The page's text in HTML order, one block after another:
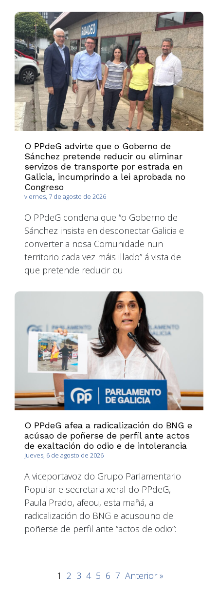
O PPdeG advirte que o Goberno de
Sánchez pretende reducir ou eliminar
servizos de transporte por estrada en
Galicia, incumprindo a lei aprobada no
Congreso
viernes, 7 de agosto de 2026
O PPdeG condena que “o Goberno de
Sánchez insista en desconectar Galicia e
converter a nosa Comunidade nun
territorio cada vez máis illado” á vista de
que pretende reducir ou
O PPdeG afea a radicalización do BNG e
acúsao de poñerse de perfil ante actos
de exaltación do odio e de intolerancia
jueves, 6 de agosto de 2026
A viceportavoz do Grupo Parlamentario
Popular e secretaria xeral do PPdeG,
Paula Prado, afeou, esta mañá, a
radicalización do BNG e acusouno de
poñerse de perfil ante “actos de odio”:
1 2 3 4 5 6 7 Anterior »